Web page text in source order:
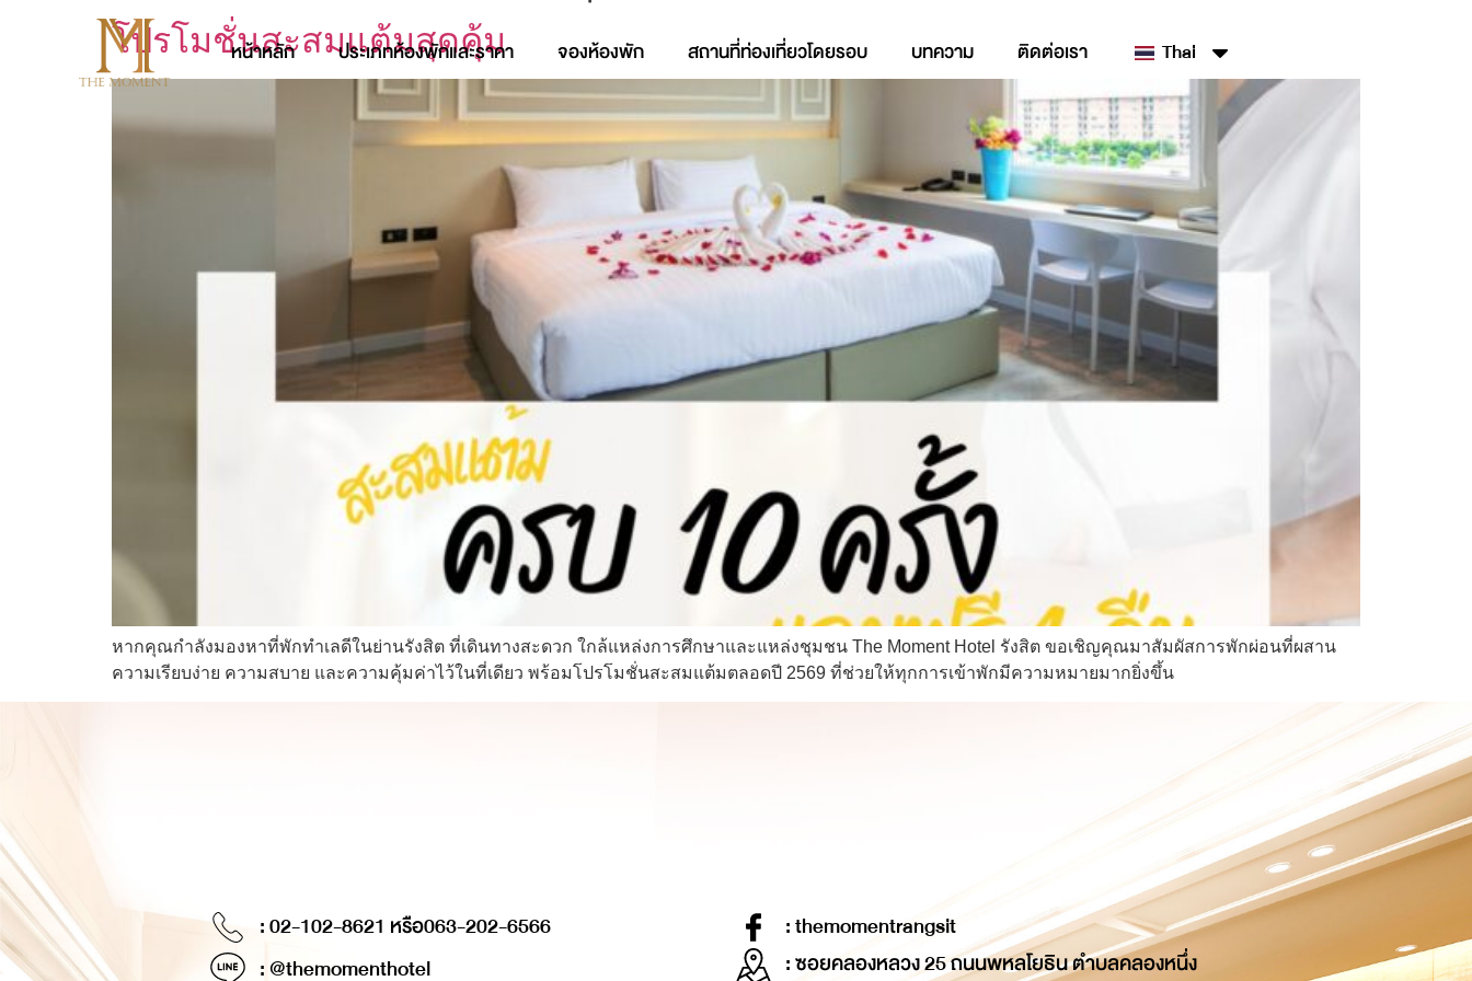
หน้าหลัก ประเภทห้องพักและราคา จองห้องพัก สถานที่ท่องเที่ยวโดยรอบ บทความ ติดต่อเรา Thai
โปรโมชั่นสะสมแต้มสุดคุ้ม
หากคุณกำลังมองหาที่พักทำเลดีในย่านรังสิต ที่เดินทางสะดวก ใกล้แหล่งการศึกษาและแหล่งชุมชน The Moment Hotel รังสิต ขอเชิญคุณมาสัมผัสการพักผ่อนที่ผสาน
ความเรียบง่าย ความสบาย และความคุ้มค่าไว้ในที่เดียว พร้อมโปรโมชั่นสะสมแต้มตลอดปี 2569 ที่ช่วยให้ทุกการเข้าพักมีความหมายมากยิ่งขึ้น
: 02-102-8621 หรือ063-202-6566
: @themomenthotel
: themomentrangsit
: ซอยคลองหลวง 25 ถนนพหลโยธิน ตำบลคลองหนึ่ง